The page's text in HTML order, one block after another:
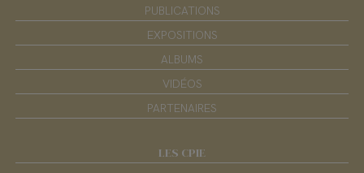
PUBLICATIONS
EXPOSITIONS
ALBUMS
VIDÉOS
PARTENAIRES
LES CPIE